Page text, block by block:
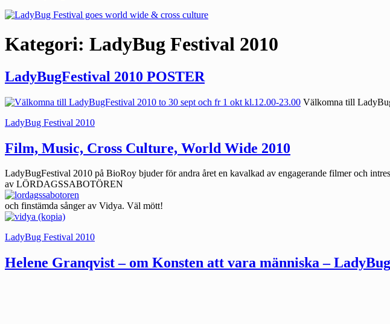
Kategori: LadyBug Festival 2010
LadyBugFestival 2010 POSTER
Välkomna till
Kategorier:
LadyBug Festival 2010
Film, Music, Cross Culture, World Wide 2010
LadyBugFestival 2010 på BioRoy bjuder för andra året en kavalkad av engagerande filmer och
av LÖRDAGSSABOTÖREN
och finstämda sånger av Vidya. Väl mött!
Kategorier:
LadyBug Festival 2010
Helene Granqvist – om Konsten att vara människa –